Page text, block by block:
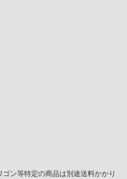
ン等特定の商品は別途送料かかり